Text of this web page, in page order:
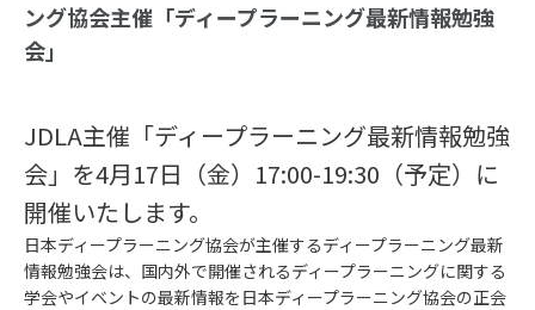
ング協会主催「ディープラーニング最新情報勉強
会」
JDLA主催「ディープラーニング最新情報勉強
会」を4月17日（金）17:00-19:30（予定）に
開催いたします。
日本ディープラーニング協会が主催するディープラーニング最新
情報勉強会は、国内外で開催されるディープラーニングに関する
学会やイベントの最新情報を日本ディープラーニング協会の正会